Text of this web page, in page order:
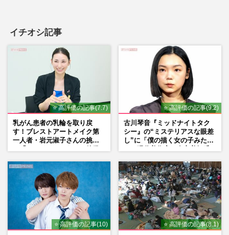
イチオシ記事
⭐ 高評価の記事(7.7)
乳がん患者の乳輪を取り戻
す！ブレストアートメイク第
一人者・岩元淑子さんの挑戦
⭐ 高評価の記事(9.2)
古川琴音『ミッドナイトタク
シー』の“ミステリアスな眼差
し”に「僕の描く女の子みた
⭐ 高評価の記事(10) ⭐ 高評価の記事(8.1)